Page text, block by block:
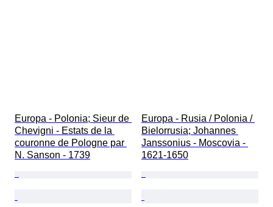
Europa - Polonia; Sieur de
Chevigni - Estats de la
couronne de Pologne par
N. Sanson - 1739
Europa - Rusia / Polonia /
Bielorrusia; Johannes
Janssonius - Moscovia -
1621-1650